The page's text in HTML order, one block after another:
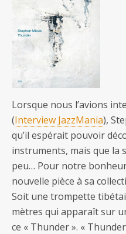
Lorsque nous l’avions
(Interview JazzMania),
qu’il espérait pouvoir
instruments, mais que la
peu… Pour notre
nouvelle pièce à sa
Soit une trompette
mètres qui apparaît sur
ce « Thunder ». «